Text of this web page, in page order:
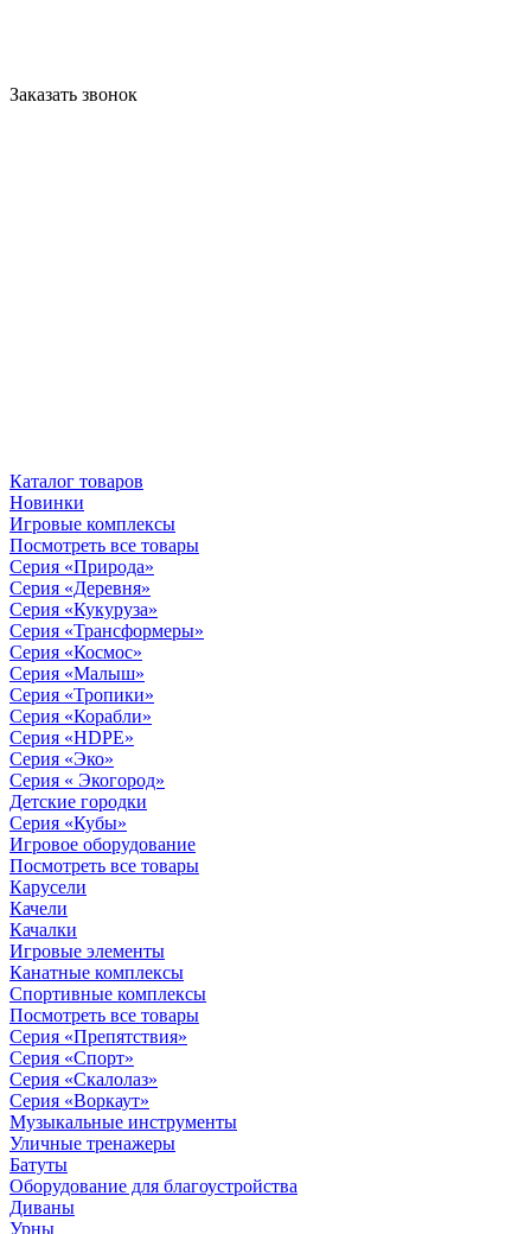
Заказать звонок
Каталог товаров
Новинки
Игровые комплексы
Посмотреть все товары
Серия «Природа»
Серия «Деревня»
Серия «Кукуруза»
Серия «Трансформеры»
Серия «Космос»
Серия «Малыш»
Серия «Тропики»
Серия «Корабли»
Серия «HDPE»
Серия «Эко»
Серия « Экогород»
Детские городки
Серия «Кубы»
Игровое оборудование
Посмотреть все товары
Карусели
Качели
Качалки
Игровые элементы
Канатные комплексы
Спортивные комплексы
Посмотреть все товары
Серия «Препятствия»
Серия «Спорт»
Серия «Скалолаз»
Серия «Воркаут»
Музыкальные инструменты
Уличные тренажеры
Батуты
Оборудование для благоустройства
Диваны
Урны